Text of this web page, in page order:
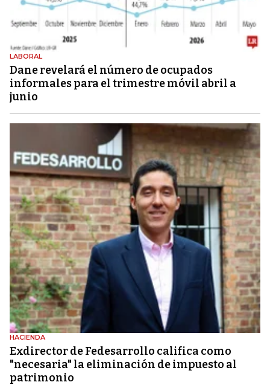
LABORAL
Dane revelará el número de ocupados
informales para el trimestre móvil abril a
junio
HACIENDA
Exdirector de Fedesarrollo califica como
"necesaria" la eliminación de impuesto al
patrimonio